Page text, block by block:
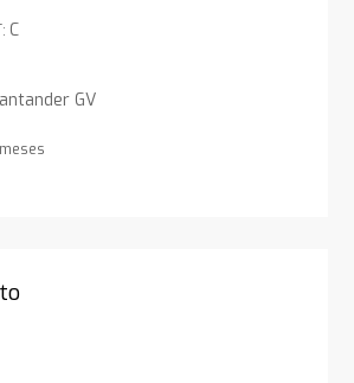
C
GV
meses